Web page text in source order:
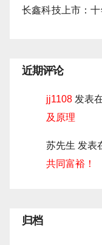
长鑫科技上市：
近期评论
jj1108 发表
及原理
苏先生 发表
共同富裕！
归档